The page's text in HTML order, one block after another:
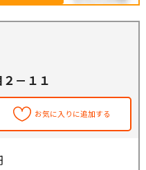
－１１
お気に入りに追加する